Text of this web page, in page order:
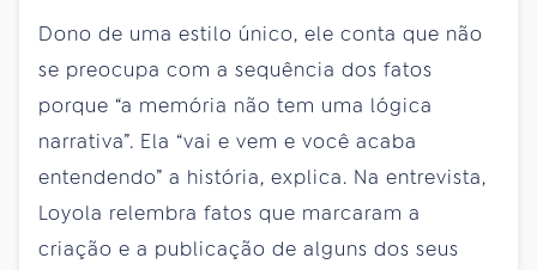
Dono de uma estilo único, ele conta que não
se preocupa com a sequência dos fatos
porque “a memória não tem uma lógica
narrativa”. Ela “vai e vem e você acaba
entendendo” a história, explica. Na entrevista,
Loyola relembra fatos que marcaram a
criação e a publicação de alguns dos seus